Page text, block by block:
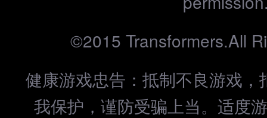
©2015 Transformers.All
健康游戏忠告：抵制不良游戏
我保护，谨防受骗上当。适度